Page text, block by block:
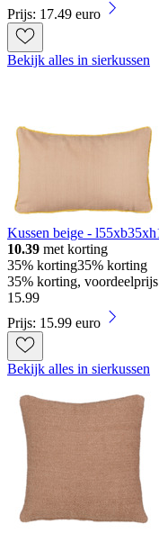
Prijs: 17.49 euro
Bekijk alles in sierkussen
Kussen beige -
10.39 met korting
35% korting35% korting
35% korting,
15.99
Prijs: 15.99 euro
Bekijk alles in sierkussen